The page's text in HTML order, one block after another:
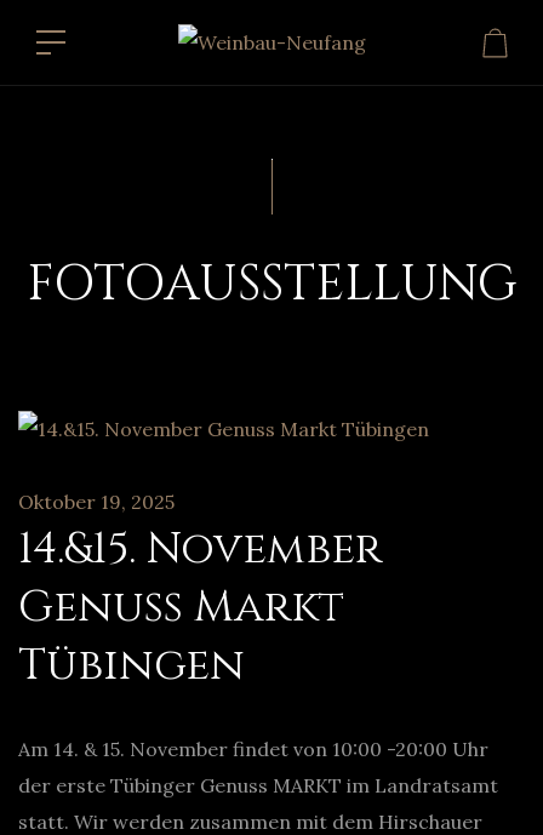
FOTOAUSSTELLUNG
Oktober 19, 2025
14.&15. November
Genuss Markt
Tübingen
Am 14. & 15. November findet von 10:00 -20:00 Uhr
der erste Tübinger Genuss MARKT im Landratsamt
statt. Wir werden zusammen mit dem Hirschauer